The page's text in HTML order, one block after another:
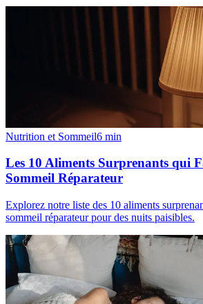
Nutrition et Sommeil6 min
Les 10 Aliments Surprenants qui
Sommeil Réparateur
Explorez notre liste des 10 aliments
sommeil réparateur pour des nuits paisibles.